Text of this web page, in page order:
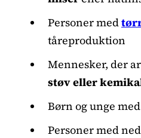
Personer med
tåreproduktion
Mennesker, der
støv eller
Børn og unge med
Personer med